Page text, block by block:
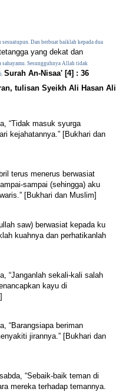
Dan berbuat baiklah kepada dua
yang dekat dan
sahayamu. Sesungguhnya Allah tidak
Surah An-Nisaa' [4] : 36
tulisan Syeikh Ali Hasan Ali
“Tidak masuk syurga
kejahatannya.” [Bukhari dan
terus menerus berwasiat
sampai (sehingga) aku
[Bukhari dan Muslim]
saw) berwasiat kepada ku
kuahnya dan perhatikanlah
“Janganlah sekali-kali salah
kayu di
“Barangsiapa beriman
jirannya.” [Bukhari dan
“Sebaik-baik teman di
mereka terhadap temannya.